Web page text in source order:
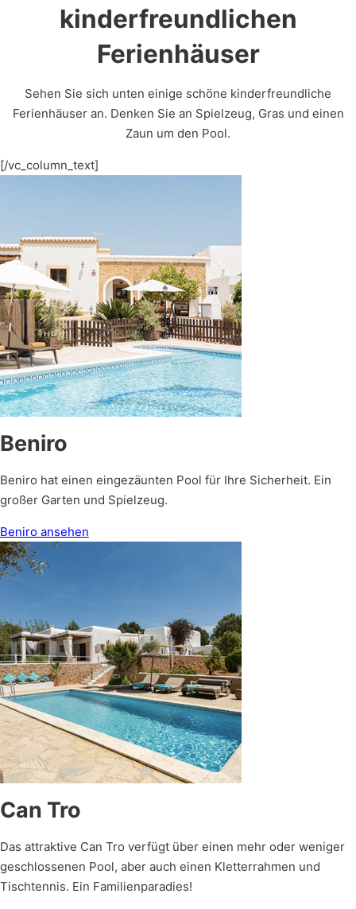
kinderfreundlichen
Ferienhäuser
Sehen Sie sich unten einige schöne kinderfreundliche
Ferienhäuser an. Denken Sie an Spielzeug, Gras und einen
Zaun um den Pool.
[/vc_column_text]
Beniro
Beniro hat einen eingezäunten Pool für Ihre Sicherheit. Ein
großer Garten und Spielzeug.
Beniro ansehen
Can Tro
Das attraktive Can Tro verfügt über einen mehr oder weniger
geschlossenen Pool, aber auch einen Kletterrahmen und
Tischtennis. Ein Familienparadies!